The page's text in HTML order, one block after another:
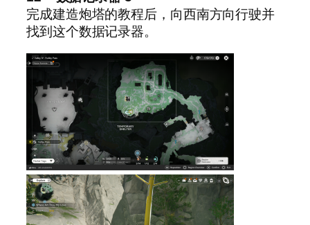
完成建造炮塔的教程后，向西南方向行驶并
找到这个数据记录器。